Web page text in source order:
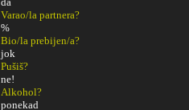
Varao/la partnera?
%
Bio/la prebijen/a?
jok
Pušiš?
ne!
Alkohol?
ponekad